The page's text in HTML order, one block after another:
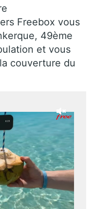
Freebox vous
49ème
et vous
couverture du